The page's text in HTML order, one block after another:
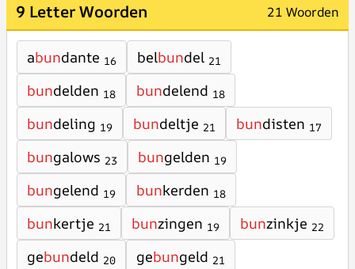
9 Letter Woorden 21 Woorden
abundante 16 belbundel 21
bundelden 18 bundelend 18
bundeling 19 bundeltje 21 bundisten 17
bungalows 23 bungelden 19
bungelend 19 bunkerden 18
bunkertje 21 bunzingen 19 bunzinkje 22
gebundeld 20 gebungeld 21